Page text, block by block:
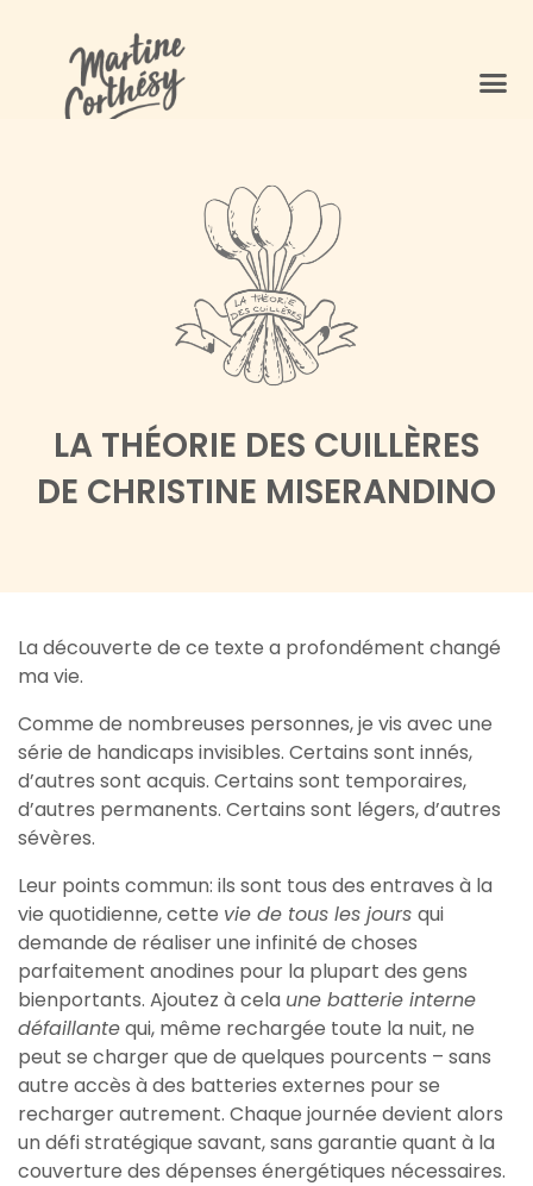
LA THÉORIE DES CUILLÈRES
DE CHRISTINE MISERANDINO
La découverte de ce texte a profondément changé
ma vie.
Comme de nombreuses personnes, je vis avec une
série de handicaps invisibles. Certains sont innés,
d’autres sont acquis. Certains sont temporaires,
d’autres permanents. Certains sont légers, d’autres
sévères.
Leur points commun: ils sont tous des entraves à la
vie quotidienne, cette vie de tous les jours qui
demande de réaliser une infinité de choses
parfaitement anodines pour la plupart des gens
bienportants. Ajoutez à cela une batterie interne
défaillantequi, même rechargée toute la nuit, ne
peut se charger que de quelques pourcents – sans
autre accès à des batteries externes pour se
recharger autrement. Chaque journée devient alors
un défi stratégique savant, sans garantie quant à la
couverture des dépenses énergétiques nécessaires.